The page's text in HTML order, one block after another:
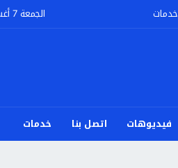
خدمات الجمعة 7 أغسطس 2026 - 2:25 صباحًا
فيديوهات اتصل بنا
خدمات